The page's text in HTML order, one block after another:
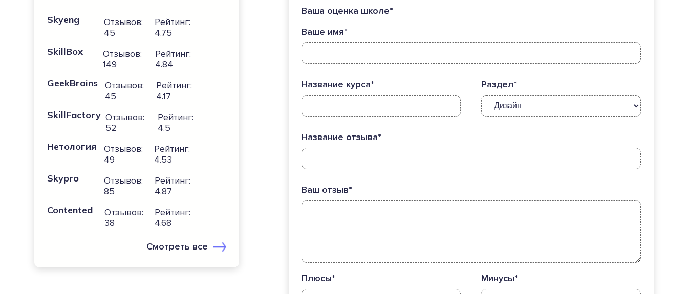
Skyeng
Отзывов:
45
Рейтинг:
4.75
SkillBox
Отзывов:
149
Рейтинг:
4.84
GeekBrains
Отзывов:
45
Рейтинг:
4.17
SkillFactory Отзывов:
52
Рейтинг:
4.5
Нетология
Отзывов:
49
Рейтинг:
4.53
Skypro
Отзывов:
85
Рейтинг:
4.87
Contented
Отзывов:
38
Рейтинг:
4.68
Смотреть все
Ваша оценка школе*
Ваше имя*
Название курса* Раздел*
Название отзыва*
Ваш отзыв*
Плюсы* Минусы*